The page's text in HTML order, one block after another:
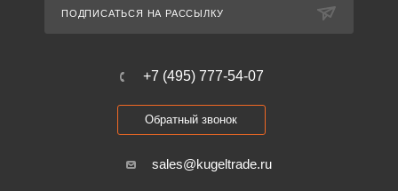
ПОДПИСАТЬСЯ НА РАССЫЛКУ
+7 (495) 777-54-07
Обратный звонок
sales@kugeltrade.ru